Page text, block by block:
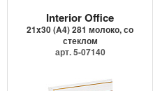
Interior Office
21x30 (A4) 281 молоко, со
стеклом
арт. 5-07140